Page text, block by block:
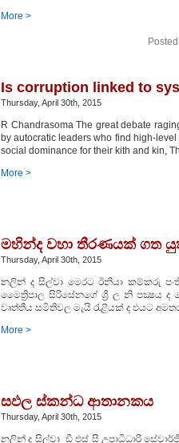
More >
Is corruption linked to
Thursday, April 30th, 2015
R Chandrasoma The great debate
by autocratic leaders who find high-
social dominance for their kith and kin,
More >
මහින්ද වහා තීරණයක් ගත
Thursday, April 30th, 2015
නලින් ද සිල්වා මෙරට ඊනියා කම්කරු
මෛත්‍රිපාල සිරිසේනගේ ශ්‍රී ල නි පක්‍ෂය
වෘත්තීය සමිතිවල මැයි රැළියක් ද එයට
More >
සඵල ස්කන්ධ ආතානකය
Thursday, April 30th, 2015
නලින් ද සිල්වා ඩී එස් සී උපාධිධාරි